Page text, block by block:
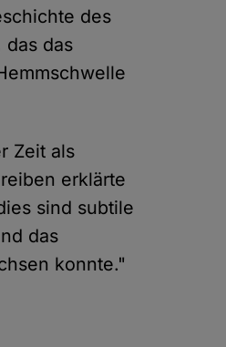
des
das das
Zeit als
erklärte
sind subtile
das
konnte."